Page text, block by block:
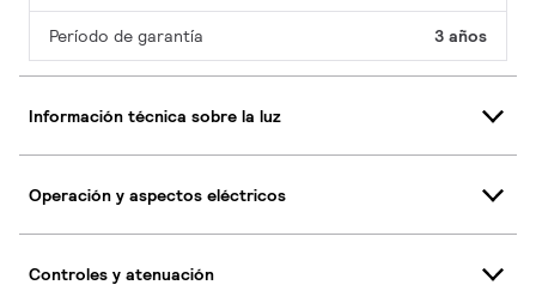
Período de garantía 3 años
Información técnica sobre la luz
Operación y aspectos eléctricos
Controles y atenuación